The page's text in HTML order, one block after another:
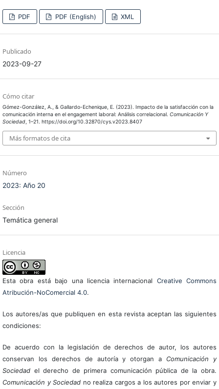
PDF PDF (English) XML
Publicado
2023-09-27
Cómo citar
Gómez-González, A., & Gallardo-Echenique, E. (2023). Impacto de la satisfacción con la
comunicación interna en el engagement laboral: Análisis correlacional. Comunicación Y
Sociedad, 1–21. https://doi.org/10.32870/cys.v2023.8407
Más formatos de cita
Número
2023: Año 20
Sección
Temática general
Licencia
Esta obra está bajo una licencia internacional Creative Commons
Atribución-NoComercial 4.0.
Los autores/as que publiquen en esta revista aceptan las siguientes
condiciones:
De acuerdo con la legislación de derechos de autor, los autores
conservan los derechos de autoría y otorgan a Comunicación y
Sociedadel derecho de primera comunicación pública de la obra.
Comunicación y Sociedad no realiza cargos a los autores por enviar y